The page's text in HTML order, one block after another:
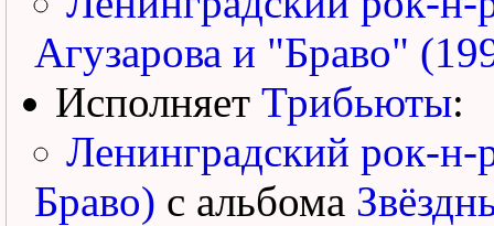
Агузарова и "Браво"
Исполняет Трибьюты:
Ленинградский рок-
Браво) с альбома